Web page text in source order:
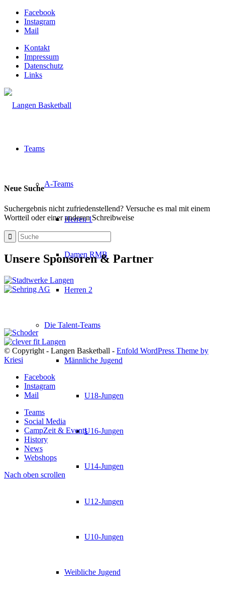
Facebook
Instagram
Mail
Kontakt
Impressum
Datenschutz
Links
Teams
A-Teams
Herren 1
Damen RMB
Herren 2
Die Talent-Teams
Männliche Jugend
U18-Jungen
U16-Jungen
U14-Jungen
U12-Jungen
U10-Jungen
Weibliche Jugend
Neue Suche
Suchergebnis nicht zufriedenstellend? Versuche es mal mit einem
Wortteil oder einer anderen Schreibweise
Unsere Sponsoren & Partner
© Copyright - Langen Basketball - Enfold WordPress Theme by
Kriesi
Facebook
Instagram
Mail
Teams
Social Media
CampZeit & Events
History
News
Webshops
Nach oben scrollen